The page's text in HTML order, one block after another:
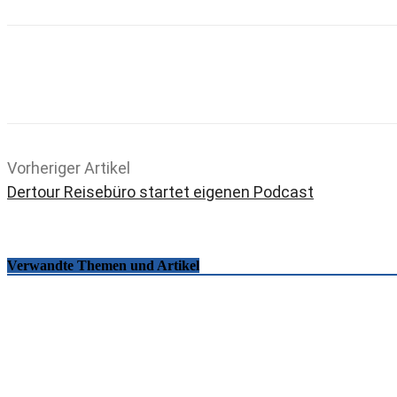
Vorheriger Artikel
Dertour Reisebüro startet eigenen Podcast
Verwandte Themen und Artikel